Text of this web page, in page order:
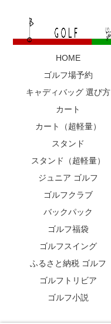
HOME
ゴルフ場予約
キャディバッグ 選び方
カート
カート（超軽量）
スタンド
スタンド（超軽量）
ジュニア ゴルフ
ゴルフクラブ
バックパック
ゴルフ福袋
ゴルフスイング
ふるさと納税 ゴルフ
ゴルフトリビア
ゴルフ小説